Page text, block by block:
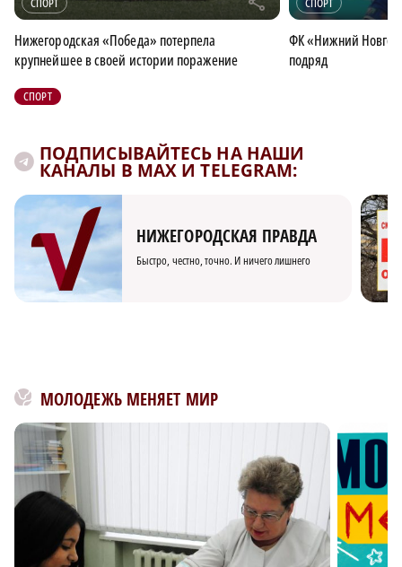
Нижегородская «Победа» потерпела
крупнейшее в своей истории поражение
ФК «Нижний
подряд
СПОРТ
ПОДПИСЫВАЙТЕСЬ НА НАШИ
КАНАЛЫ В MAX И TELEGRAM:
НИЖЕГОРОДСКАЯ ПРАВДА
Быстро, честно, точно. И ничего лишнего
МОЛОДЕЖЬ МЕНЯЕТ МИР